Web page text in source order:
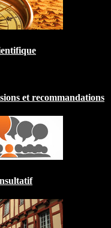
et recommandations